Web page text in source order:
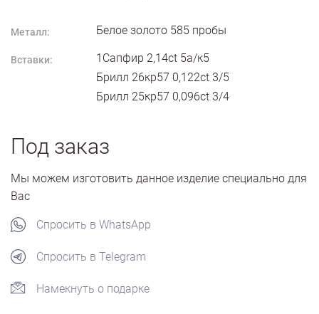
Металл: Белое золото 585 пробы
Вставки:
1Сапфир 2,14ct 5а/к5
Брилл 26кр57 0,122ct 3/5
Брилл 25кр57 0,096ct 3/4
Под заказ
Мы можем изготовить данное изделие специально для
Вас
Спросить в WhatsApp
Спросить в Telegram
Намекнуть о подарке